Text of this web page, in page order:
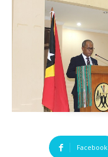
Facebook